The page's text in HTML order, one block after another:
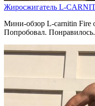
Жиросжигатель L-
Мини-обзор L-carnitin Fire
Попробовал.